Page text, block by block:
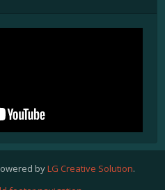
byLG Creative Solution.